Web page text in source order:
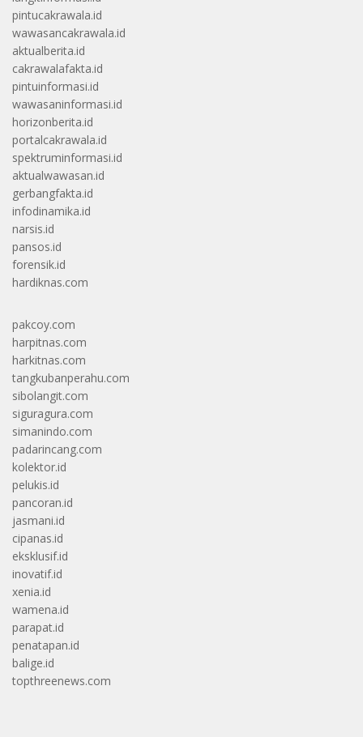
pintucakrawala.id
wawasancakrawala.id
aktualberita.id
cakrawalafakta.id
pintuinformasi.id
wawasaninformasi.id
horizonberita.id
portalcakrawala.id
spektruminformasi.id
aktualwawasan.id
gerbangfakta.id
infodinamika.id
narsis.id
pansos.id
forensik.id
hardiknas.com
pakcoy.com
harpitnas.com
harkitnas.com
tangkubanperahu.com
sibolangit.com
siguragura.com
simanindo.com
padarincang.com
kolektor.id
pelukis.id
pancoran.id
jasmani.id
cipanas.id
eksklusif.id
inovatif.id
xenia.id
wamena.id
parapat.id
penatapan.id
balige.id
topthreenews.com